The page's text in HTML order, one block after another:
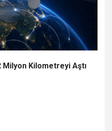
Kilometreyi Aştı